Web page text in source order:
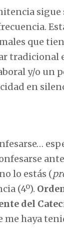
que
y/o un
en
lo estás (
(4º).
del
haya